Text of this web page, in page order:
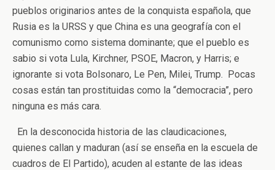
pueblos originarios antes de la conquista española, que
Rusia es la URSS y que China es una geografía con el
comunismo como sistema dominante; que el pueblo es
sabio si vota Lula, Kirchner, PSOE, Macron, y Harris; e
ignorante si vota Bolsonaro, Le Pen, Milei, Trump. Pocas
cosas están tan prostituidas como la “democracia”, pero
ninguna es más cara.
En la desconocida historia de las claudicaciones,
quienes callan y maduran (así se enseña en la escuela de
cuadros de El Partido), acuden al estante de las ideas